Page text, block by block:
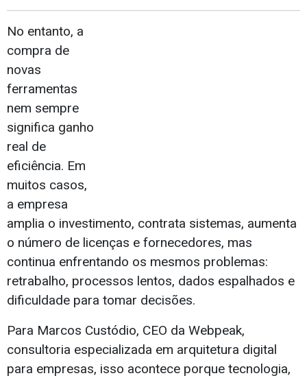
No entanto, a
compra de
novas
ferramentas
nem sempre
significa ganho
real de
eficiência. Em
muitos casos,
a empresa
amplia o investimento, contrata sistemas, aumenta
o número de licenças e fornecedores, mas
continua enfrentando os mesmos problemas:
retrabalho, processos lentos, dados espalhados e
dificuldade para tomar decisões.
Para Marcos Custódio, CEO da Webpeak,
consultoria especializada em arquitetura digital
para empresas, isso acontece porque tecnologia,